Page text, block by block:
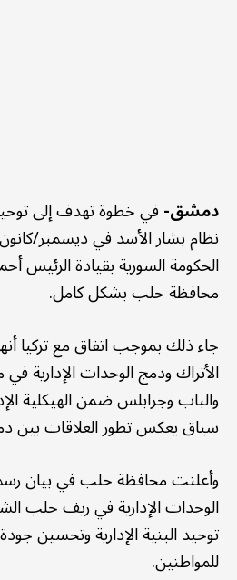
دمشق-في خطوة تهدف إلى
الحكومة السورية بقيادة الرئيس
محافظة حلب بشكل كامل.
جاء ذلك بموجب اتفاق مع تركيا
الأتراك ودمج الوحدات الإدارية في
والباب وجرابلس ضمن الهيكلية
سياق يعكس تطور العلاقات بين
وأعلنت محافظة حلب في بيان
الوحدات الإدارية في ريف حلب
توحيد البنية الإدارية وتحسين
للمواطنين.